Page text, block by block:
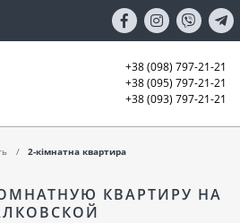
+38 (098) 797-21-21
+38 (095) 797-21-21
+38 (093) 797-21-21
2-кімнатна квартира
КВАРТИРУ НА